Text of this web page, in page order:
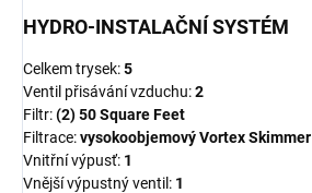
HYDRO-INSTALAČNÍ SYSTÉM
Celkem trysek:5
Ventil přisávání vzduchu:2
Filtr:(2) 50 Square Feet
Filtrace:vysokoobjemový Vortex Skimmer
Vnitřní výpusť: 1
Vnější výpustný ventil: 1